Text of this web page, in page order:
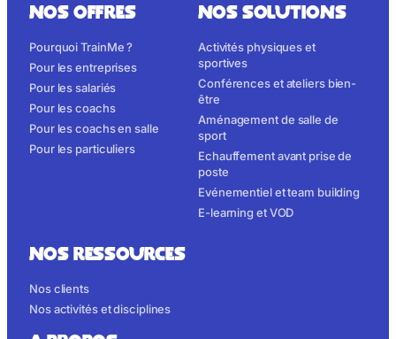
NOS OFFRES
Pourquoi TrainMe ?
Pour les entreprises
Pour les salariés
Pour les coachs
Pour les coachs en salle
Pour les particuliers
NOS SOLUTIONS
Activités physiques et
sportives
Conférences et ateliers bien-
être
Aménagement de salle de
sport
Echauffement avant prise de
poste
Evénementiel et team building
E-learning et VOD
NOS RESSOURCES
Nos clients
Nos activités et disciplines